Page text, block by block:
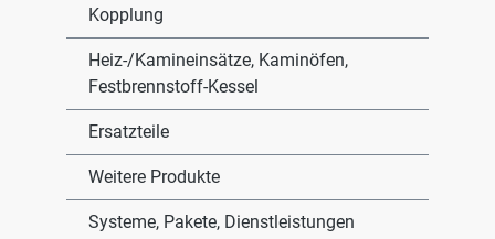
Kopplung
Heiz-/Kamineinsätze, Kaminöfen,
Festbrennstoff-Kessel
Ersatzteile
Weitere Produkte
Systeme, Pakete, Dienstleistungen